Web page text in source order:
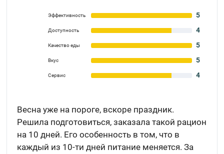
Эффективность 5
Доступность 4
Качество еды 5
Вкус 5
Сервис 4
Весна уже на пороге, вскоре праздник.
Решила подготовиться, заказала такой рацион
на 10 дней. Его особенность в том, что в
каждый из 10-ти дней питание меняется. За